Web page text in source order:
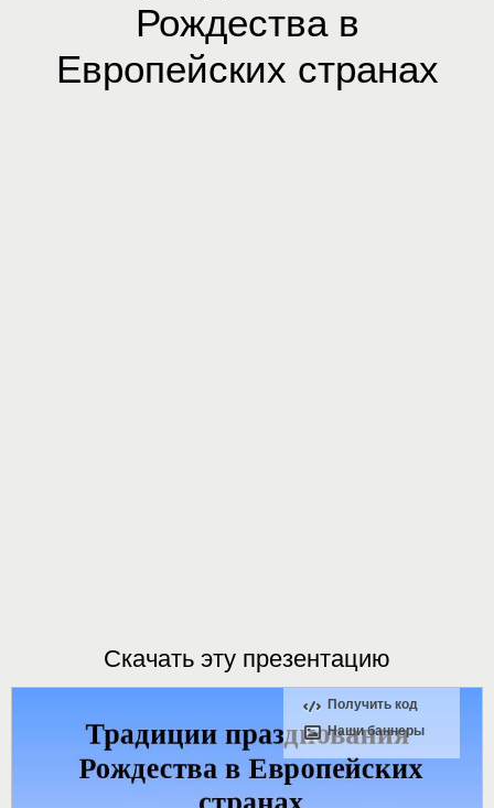
Рождества в
Европейских странах
Скачать эту презентацию
Получить код
Наши баннеры